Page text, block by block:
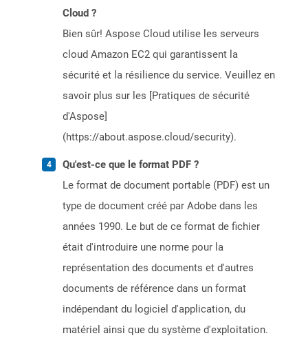
Cloud ?
Bien sûr! Aspose Cloud utilise les serveurs
cloud Amazon EC2 qui garantissent la
sécurité et la résilience du service. Veuillez en
savoir plus sur les [Pratiques de sécurité
d'Aspose]
(https://about.aspose.cloud/security).
Qu'est-ce que le format PDF ?
Le format de document portable (PDF) est un
type de document créé par Adobe dans les
années 1990. Le but de ce format de fichier
était d'introduire une norme pour la
représentation des documents et d'autres
documents de référence dans un format
indépendant du logiciel d'application, du
matériel ainsi que du système d'exploitation.